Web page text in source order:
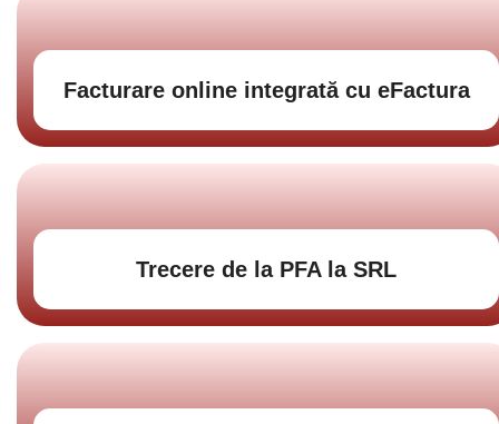
Facturare online integrată cu eFactura
Trecere de la PFA la SRL